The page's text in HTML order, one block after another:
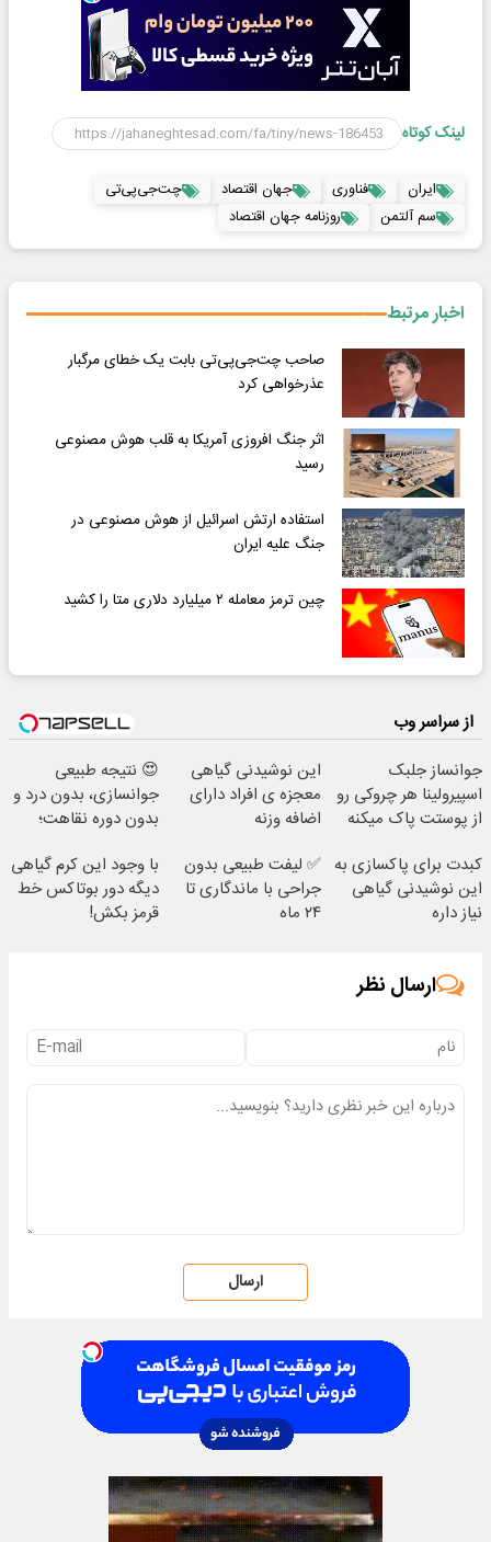
لینک کوتاه
ایران فناوری جهان اقتصاد
چت‌جی‌پی‌تی
سم آلتمن
روزنامه جهان اقتصاد
اخبار مرتبط
صاحب چت‌جی‌پی‌تی بابت یک خطای مرگبار
عذرخواهی کرد
اثر جنگ افروزی آمریکا به قلب هوش مصنوعی
رسید
استفاده ارتش اسرائیل از هوش مصنوعی در
جنگ علیه ایران
چین ترمز معامله ۲ میلیارد دلاری متا را کشید
از سراسر وب
جوانساز جلبک
اسپیرولینا هر چروکی رو
از پوستت پاک میکنه
این نوشیدنی گیاهی
معجزه ی افراد دارای
اضافه وزنه
😍 نتیجه‌ طبیعی
جوانسازی، بدون درد و
بدون دوره نقاهت؛
کبدت برای پاکسازی به
این نوشیدنی گیاهی
نیاز داره
✅ لیفت طبیعی بدون
جراحی با ماندگاری تا
۲۴ ماه
با وجود این کرم گیاهی
دیگه دور بوتاکس خط
قرمز بکش!
ارسال نظر
ارسال